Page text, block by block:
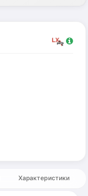
Характеристики